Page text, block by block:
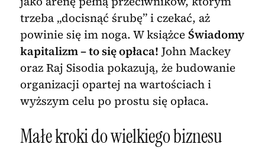
trzeba „docisnąć śrubę” i czekać, aż
powinie się im noga. W książceŚwiadomy
kapitalizm – to się opłaca! John Mackey
oraz Raj Sisodia pokazują, że budowanie
organizacji opartej na wartościach i
wyższym celu po prostu się opłaca.
Małe kroki do wielkiego biznesu